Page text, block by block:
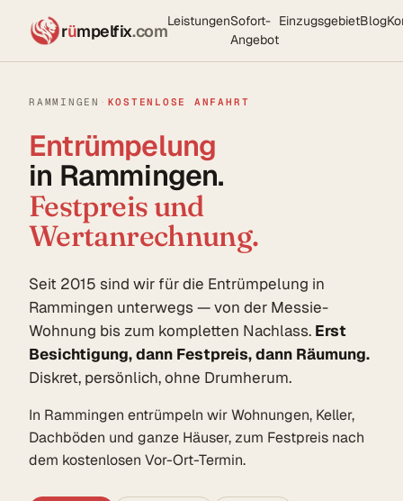
rümpelfix.comLeistungenSofort-
Angebot
EinzugsgebietBlog
RAMMINGEN · KOSTENLOSE ANFAHRT
Entrümpelung
in Rammingen.
Festpreis und
Wertanrechnung.
Seit 2015 sind wir für die Entrümpelung in
Rammingen unterwegs — von der Messie-
Wohnung bis zum kompletten Nachlass. Erst
Besichtigung, dann Festpreis, dann Räumung.
Diskret, persönlich, ohne Drumherum.
In Rammingen entrümpeln wir Wohnungen, Keller,
Dachböden und ganze Häuser, zum Festpreis nach
dem kostenlosen Vor-Ort-Termin.